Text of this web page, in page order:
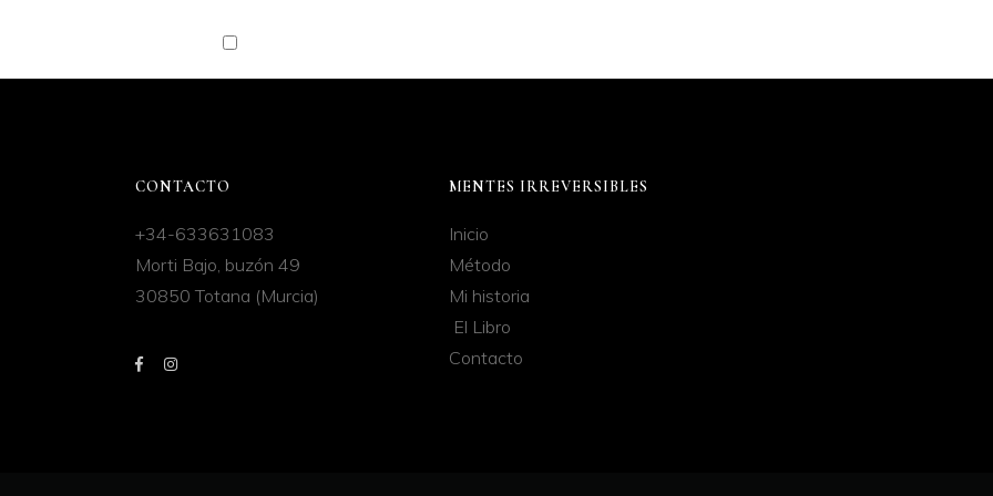
CONTACTO
+34-633631083
Morti Bajo, buzón 49
30850 Totana (Murcia)
MENTES IRREVERSIBLES
Inicio
Método
Mi historia
El Libro
Contacto